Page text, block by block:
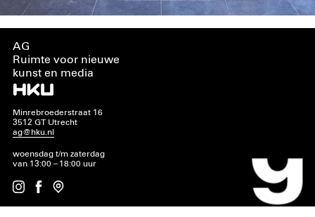
AG
Ruimte voor nieuwe
kunst en media
Minrebroederstraat 16
3512 GT Utrecht
ag@hku.nl
woensdag t/m zaterdag
van 13:00 – 18:00 uur